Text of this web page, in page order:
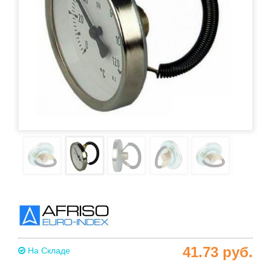
На Складе
41.73 руб.